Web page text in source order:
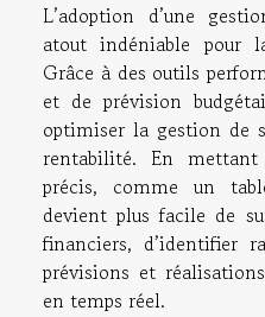
L’adoption d’une
atout indéniable pour
Grâce à des outils
et de prévision
optimiser la gestion de
rentabilité. En
précis, comme un
devient plus facile de
financiers, d’identifier
prévisions et
en temps réel.